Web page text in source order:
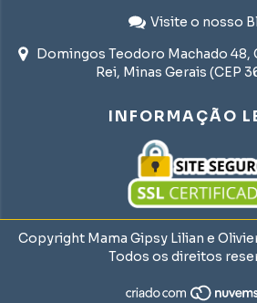
Visite o nosso
Domingos Teodoro Machado 48,
Rei, Minas Gerais (CEP
INFORMAÇÃO
Copyright Mama Gipsy Lilian e
Todos os direitos